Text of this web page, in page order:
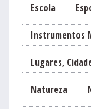
Escola
Instrumentos
Lugares,
Natureza